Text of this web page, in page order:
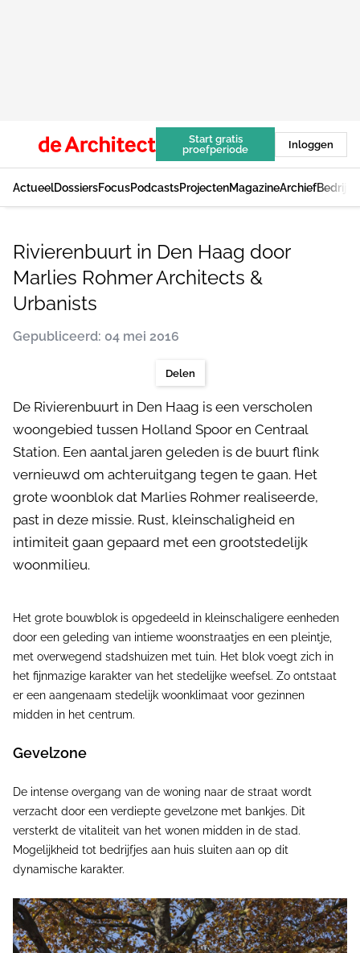
Start gratis
proefperiode
Inloggen
ActueelDossiersFocusPodcastsProjectenMagazineArchief
Rivierenbuurt in Den Haag door
Marlies Rohmer Architects &
Urbanists
Gepubliceerd: 04 mei 2016
Delen
De Rivierenbuurt in Den Haag is een verscholen
woongebied tussen Holland Spoor en Centraal
Station. Een aantal jaren geleden is de buurt flink
vernieuwd om achteruitgang tegen te gaan. Het
grote woonblok dat Marlies Rohmer realiseerde,
past in deze missie. Rust, kleinschaligheid en
intimiteit gaan gepaard met een grootstedelijk
woonmilieu.
Het grote bouwblok is opgedeeld in kleinschaligere eenheden
door een geleding van intieme woonstraatjes en een pleintje,
met overwegend stadshuizen met tuin. Het blok voegt zich in
het fijnmazige karakter van het stedelijke weefsel. Zo ontstaat
er een aangenaam stedelijk woonklimaat voor gezinnen
midden in het centrum.
Gevelzone
De intense overgang van de woning naar de straat wordt
verzacht door een verdiepte gevelzone met bankjes. Dit
versterkt de vitaliteit van het wonen midden in de stad.
Mogelijkheid tot bedrijfjes aan huis sluiten aan op dit
dynamische karakter.